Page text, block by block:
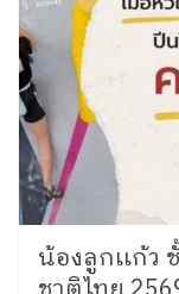
น้องลูกเเก้ว